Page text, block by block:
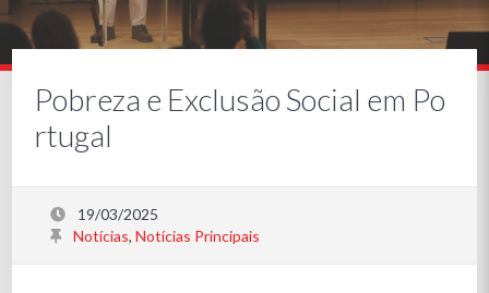
Pobreza e Exclusão Social em Po
rtugal
19/03/2025
Notícias,Notícias Principais